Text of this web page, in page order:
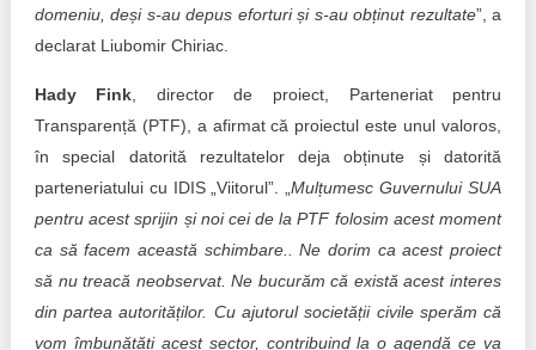
domeniu, deși s-au depus eforturi și s-au obținut rezultate”, a
declarat Liubomir Chiriac.
Hady Fink , director de proiect, Parteneriat pentru
Transparență (PTF), a afirmat că proiectul este unul valoros,
în special datorită rezultatelor deja obținute și datorită
parteneriatului cu IDIS „Viitorul”. „Mulțumesc Guvernului SUA
pentru acest sprijin și noi cei de la PTF folosim acest moment
ca să facem această schimbare.. Ne dorim ca acest proiect
să nu treacă neobservat. Ne bucurăm că există acest interes
din partea autorităților. Cu ajutorul societății civile sperăm că
vom îmbunătăți acest sector, contribuind la o agendă ce va